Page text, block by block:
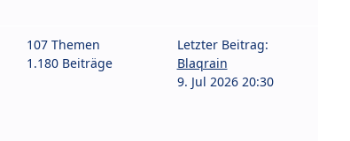
107 Themen
1.180 Beiträge
Letzter Beitrag:
Blaqrain
9. Jul 2026 20:30